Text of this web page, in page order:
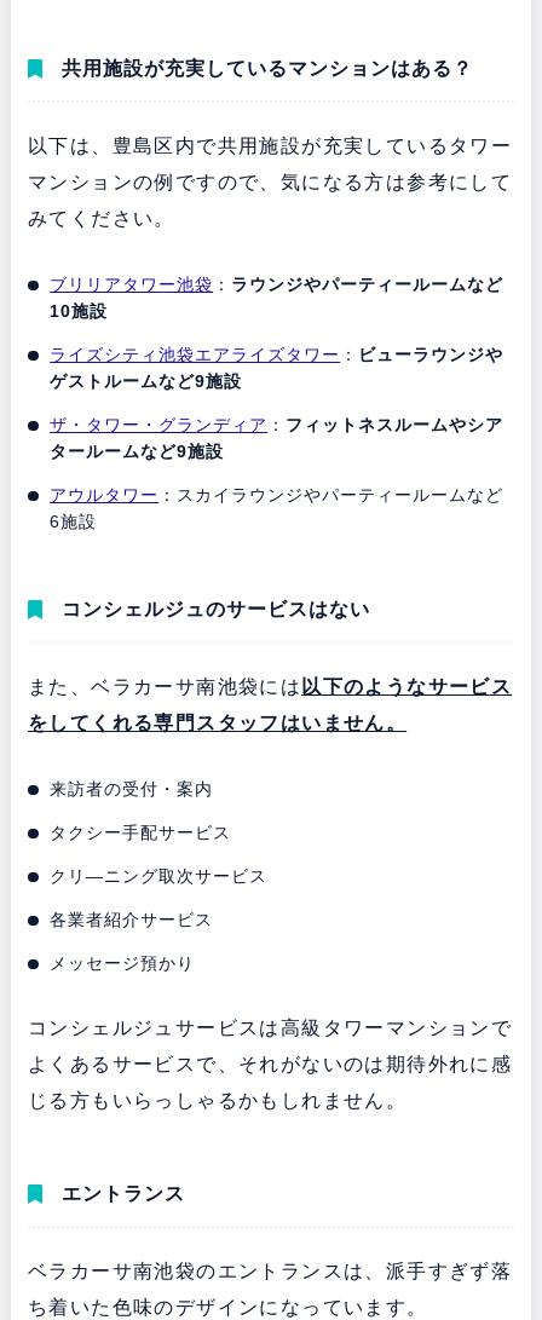
共用施設が充実しているマンションはある？
以下は、豊島区内で共用施設が充実しているタワー
マンションの例ですので、気になる方は参考にして
みてください。
ブリリアタワー池袋 ： ラウンジやパーティールームなど
10施設
ライズシティ池袋エアライズタワー ： ビューラウンジや
ゲストルームなど9施設
ザ・タワー・グランディア ： フィットネスルームやシア
タールームなど9施設
アウルタワー ：スカイラウンジやパーティールームなど
6施設
コンシェルジュのサービスはない
また、ベラカーサ南池袋には以下のようなサービス
をしてくれる専門スタッフはいません。
来訪者の受付・案内
タクシー手配サービス
クリ―ニング取次サービス
各業者紹介サービス
メッセージ預かり
コンシェルジュサービスは高級タワーマンションで
よくあるサービスで、それがないのは期待外れに感
じる方もいらっしゃるかもしれません。
エントランス
ベラカーサ南池袋のエントランスは、派手すぎず落
ち着いた色味のデザインになっています。